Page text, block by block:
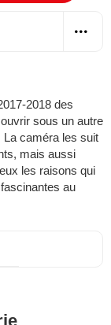
2018 des
sous un autre
La caméra les suit
mais aussi
les raisons qui
au